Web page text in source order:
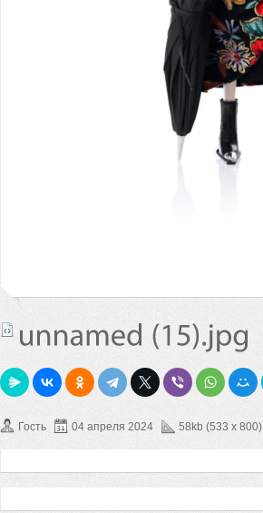
Гость 04 апреля 2024 58kb (533 x 800)